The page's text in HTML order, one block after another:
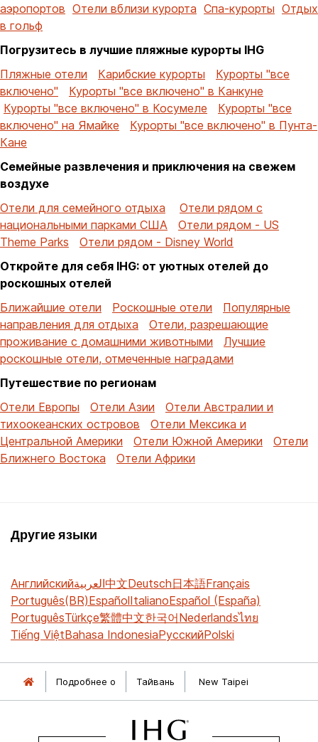
аэропортов Отели вблизи курорта Спа-курорты Отдых
в гольф
Погрузитесь в лучшие пляжные курорты IHG
Пляжные отели
Карибские курорты
Курорты "все
включено"
Курорты "все включено" в Канкуне
Курорты "все включено" в Косумеле
Курорты "все
включено" на Ямайке
Курорты "все включено" в Пунта-
Кане
Семейные развлечения и приключения на свежем
воздухе
Отели для семейного отдыха
Отели рядом с
национальными парками США
Отели рядом - US
Theme Parks
Отели рядом - Disney World
Откройте для себя IHG: от уютных отелей до
роскошных отелей
Ближайшие отели
Роскошные отели
Популярные
направления для отдыха
Отели, разрешающие
проживание с домашними животными
Лучшие
роскошные отели, отмеченные наградами
Путешествие по регионам
Отели Европы
Отели Азии
Отели Австралии и
тихоокеанских островов
Отели Мексика и
Центральной Америки
Отели Южной Америки
Отели
Ближнего Востока
Отели Африки
Другие языки
Английскийالعربية中文Deutsch日本語Français
Português(BR)EspañolItalianoEspañol (España)
PortuguêsTürkçe繁體中文한국어Nederlandsไทย
Tiếng ViệtBahasa IndonesiaРусскийPolski
Подробнее о Тайвань New Taipei